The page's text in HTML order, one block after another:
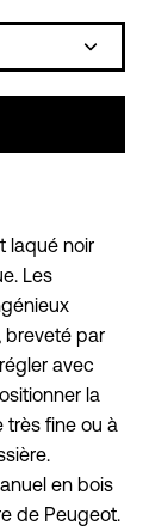
laqué noir
Les
breveté par
avec
la
très fine ou à
en bois
de Peugeot.